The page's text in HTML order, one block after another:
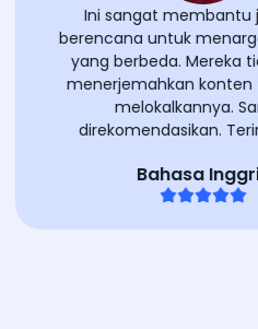
Ini sangat membantu jika
untuk menargetkan
yang berbeda. Mereka tidak
menerjemahkan konten tetapi
melokalkannya. Sangat
direkomendasikan. Terima
Bahasa Inggris